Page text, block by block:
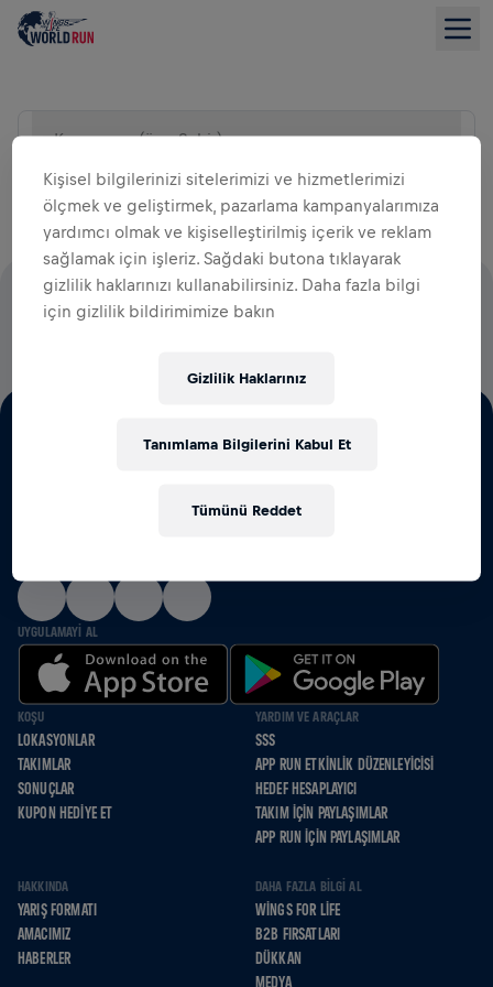
Konum ara (örn. Şehir)
LISTE GÖRÜNÜMÜ
KAYIT ÜCRETLERİNİN TAMAMI OMURİLİK FELCİ
UYGULAMAYI AL
KOŞU
LOKASYONLAR
TAKIMLAR
SONUÇLAR
KUPON HEDIYE ET
YARDIM VE ARAÇLAR
SSS
APP RUN ETKINLIK DÜZENLEYICISI
HEDEF HESAPLAYICI
TAKIM İÇIN PAYLAŞIMLAR
APP RUN İÇIN PAYLAŞIMLAR
HAKKINDA
YARIŞ FORMATI
AMACIMIZ
HABERLER
DAHA FAZLA BILGI AL
WINGS FOR LIFE
B2B FIRSATLARI
DÜKKAN
MEDYA
Kişisel bilgilerinizi sitelerimizi ve hizmetlerimizi
ölçmek ve geliştirmek, pazarlama kampanyalarımıza
yardımcı olmak ve kişiselleştirilmiş içerik ve reklam
sağlamak için işleriz. Sağdaki butona tıklayarak
gizlilik haklarınızı kullanabilirsiniz. Daha fazla bilgi
için gizlilik bildirimimize bakın
Gizlilik Haklarınız
Tümünü Reddet
Tanımlama Bilgilerini Kabul Et